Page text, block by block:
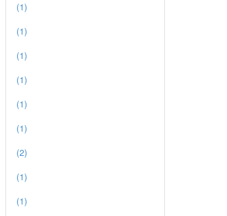
(1)
(1)
(1)
(1)
(1)
(1)
(2)
(1)
(1)